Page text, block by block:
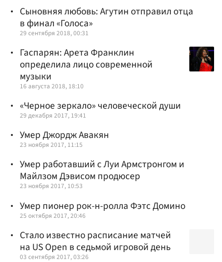
Сыновняя любовь: Агутин отправил отца
в финал «Голоса»
29 сентября 2018, 00:31
Гаспарян: Арета Франклин
определила лицо современной
музыки
16 августа 2018, 18:10
«Черное зеркало» человеческой души
29 декабря 2017, 19:41
Умер Джордж Авакян
23 ноября 2017, 11:15
Умер работавший с Луи Армстронгом и
Майлзом Дэвисом продюсер
23 ноября 2017, 10:53
Умер пионер рок-н-ролла Фэтс Домино
25 октября 2017, 20:46
Стало известно расписание матчей
на US Open в седьмой игровой день
03 сентября 2017, 03:26